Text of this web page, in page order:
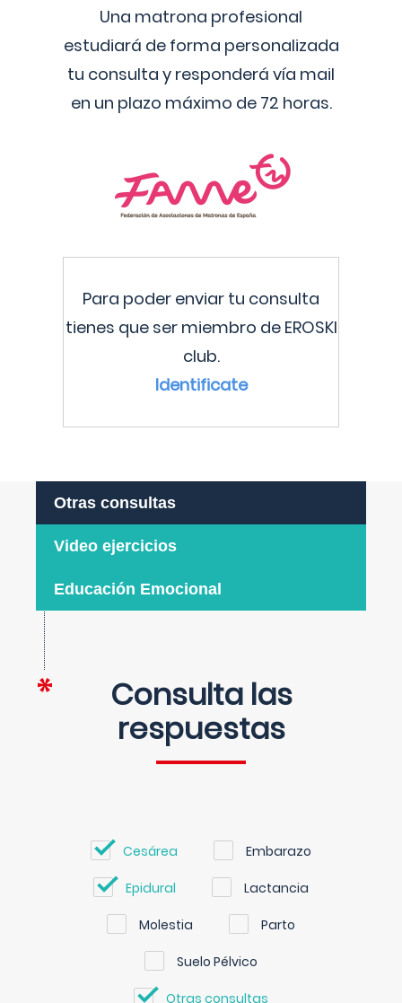
Una matrona profesional
estudiará de forma personalizada
tu consulta y responderá vía mail
en un plazo máximo de 72 horas.
Para poder enviar tu consulta
tienes que ser miembro de EROSKI
club.
Identificate
Otras consultas
Video ejercicios
Educación Emocional
Consulta las
respuestas
Cesárea Embarazo
Epidural Lactancia
Molestia Parto
Suelo Pélvico
Otras consultas